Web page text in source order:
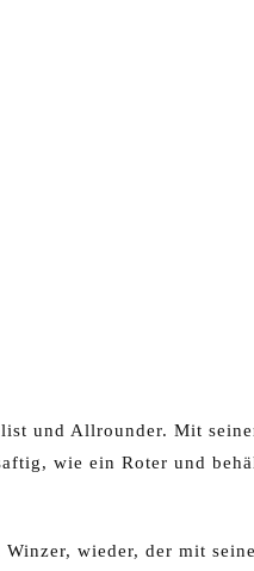
und Allrounder. Mit
wie ein Roter und
wieder, der mit